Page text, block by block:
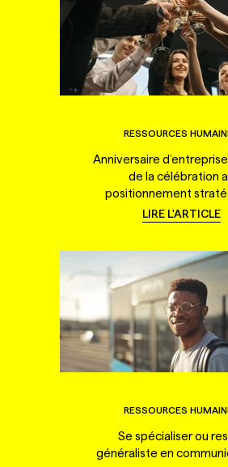
RESSOURCES
Anniversaire
de la célébration
positionnement
LIRE L'ARTICLE
RESSOURCES
Se spécialiser ou
généraliste en